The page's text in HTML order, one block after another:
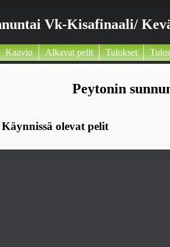
Vk-Kisafinaali/
Kaavio Alkavat pelit Tulokset
Peytonin
Käynnissä olevat pelit